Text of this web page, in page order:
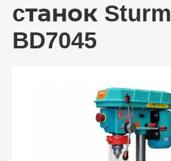
cтанок Sturm
BD7045